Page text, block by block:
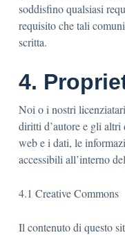
soddisfino qualsiasi
requisito che tali
scritta.
4.
Noi o i nostri
diritti d’autore e gli
web e i dati, le
accessibili all’interno
4.1 Creative Commons
Il contenuto di questo